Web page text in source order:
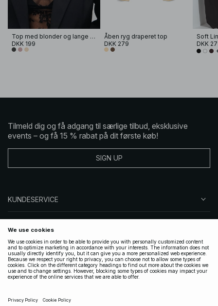
Top med blonder og lange ærmer
DKK 199
Åben ryg draperet top
DKK 279
DKK
Tilmeld dig og få adgang til særlige tilbud, eksklusive
events – og få 15 % rabat på dit første køb!
SIGN UP
KUNDESERVICE
FØLG OS
GYLDIGE